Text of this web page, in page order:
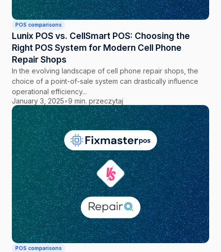
POS comparisons
Lunix POS vs. CellSmart POS: Choosing the
Right POS System for Modern Cell Phone
Repair Shops
In the evolving landscape of cell phone repair shops, the
choice of a point-of-sale system can drastically influence
operational efficiency...
January 3, 2025•9 min. przeczytaj
POS comparisons